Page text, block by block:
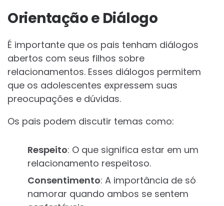
Orientação e Diálogo
É importante que os pais tenham diálogos
abertos com seus filhos sobre
relacionamentos. Esses diálogos permitem
que os adolescentes expressem suas
preocupações e dúvidas.
Os pais podem discutir temas como:
Respeito: O que significa estar em um
relacionamento respeitoso.
Consentimento: A importância de só
namorar quando ambos se sentem